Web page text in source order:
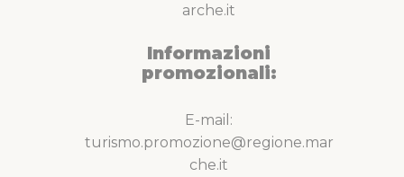
arche.it
Informazioni
promozionali:
E-mail:
turismo.promozione@regione.mar
che.it